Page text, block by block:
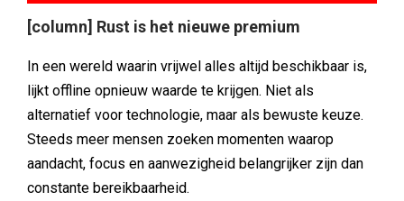
[column] Rust is het nieuwe premium
In een wereld waarin vrijwel alles altijd beschikbaar is,
lijkt offline opnieuw waarde te krijgen. Niet als
alternatief voor technologie, maar als bewuste keuze.
Steeds meer mensen zoeken momenten waarop
aandacht, focus en aanwezigheid belangrijker zijn dan
constante bereikbaarheid.